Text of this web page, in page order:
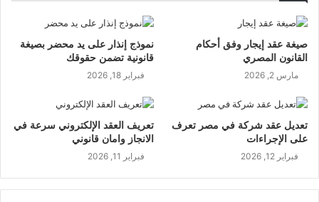
صيغة عقد إيجار وفق أحكام
القانون المصري
مارس 2, 2026
نموذج إنذار على يد محضر بصيغة
قانونية تضمن حقوقك
فبراير 18, 2026
تعديل عقد شركة في مصر تعرف
على الإجراءات
فبراير 12, 2026
تعريف العقد الإلكتروني سرعة في
الانجاز وامان قانوني
فبراير 11, 2026